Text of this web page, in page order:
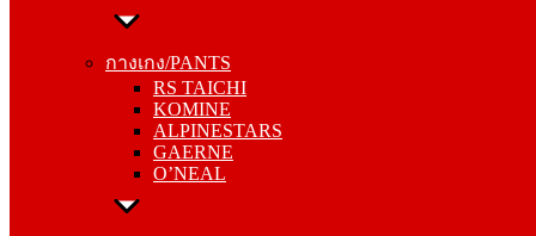
กางเกง/PANTS
RS TAICHI
KOMINE
ALPINESTARS
GAERNE
O’NEAL
กางเกง/PANTS
KOMINE
ALPINESTARS
GAERNE
O’NEAL
รองเท้า/BOOTS